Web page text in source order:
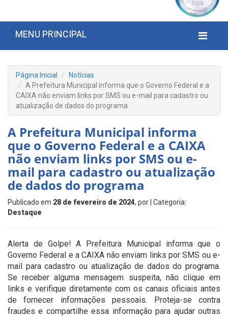
MENU PRINCIPAL
Página Inicial
Notícias
A Prefeitura Municipal informa que o Governo Federal e a
CAIXA não enviam links por SMS ou e-mail para cadastro ou
atualização de dados do programa
A Prefeitura Municipal informa
que o Governo Federal e a CAIXA
não enviam links por SMS ou e-
mail para cadastro ou atualização
de dados do programa
Publicado em 28 de fevereiro de 2024, por | Categoria:
Destaque
Alerta de Golpe! A Prefeitura Municipal informa que o
Governo Federal e a CAIXA não enviam links por SMS ou e-
mail para cadastro ou atualização de dados do programa.
Se receber alguma mensagem suspeita, não clique em
links e verifique diretamente com os canais oficiais antes
de fornecer informações pessoais. Proteja-se contra
fraudes e compartilhe essa informação para ajudar outras